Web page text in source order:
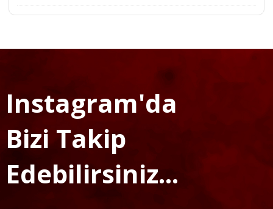
Instagram'da
Bizi Takip
Edebilirsiniz...